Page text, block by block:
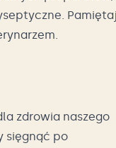
zdrowia naszego
sięgnąć po